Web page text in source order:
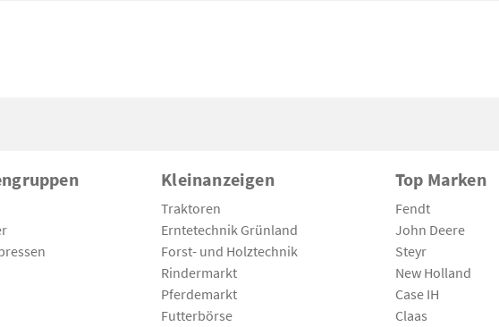
Kleinanzeigen
Traktoren
Erntetechnik Grünland
Forst- und Holztechnik
Rindermarkt
Pferdemarkt
Futterbörse
Top Marken
Fendt
John Deere
Steyr
New Holland
Case IH
Claas